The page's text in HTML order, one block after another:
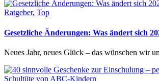
Ratgeber, Top
Gesetzliche Änderungen: Was ändert sich
Neues Jahr, neues Glück – das wünschen wir